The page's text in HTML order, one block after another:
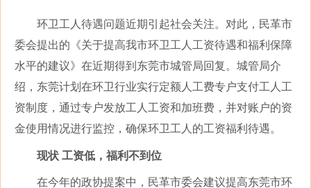
环卫工人待遇问题近期引起社会关注。对此，民革市
委会提出的《关于提高我市环卫工人工资待遇和福利保障
水平的建议》在近期得到东莞市城管局回复。城管局介
绍，东莞计划在环卫行业实行定额人工费专户支付工人工
资制度，通过专户发放工人工资和加班费，并对账户的资
金使用情况进行监控，确保环卫工人的工资福利待遇。
现状 工资低，福利不到位
在今年的政协提案中，民革市委会建议提高东莞市环